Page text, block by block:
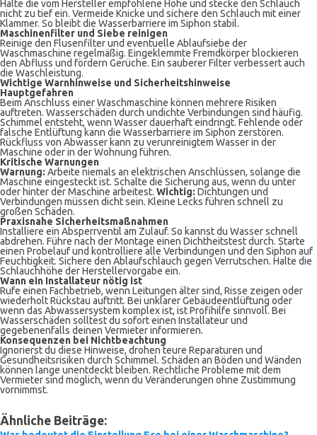
Halte die vom Hersteller empfohlene Höhe und stecke den Schlauch
nicht zu tief ein. Vermeide Knicke und sichere den Schlauch mit einer
Klammer. So bleibt die Wasserbarriere im Siphon stabil.
Maschinenfilter und Siebe reinigen
Reinige den Flusenfilter und eventuelle Ablauf­siebe der
Waschmaschine regelmäßig. Eingeklemmte Fremdkörper blockieren
den Abfluss und fördern Gerüche. Ein sauberer Filter verbessert auch
die Waschleistung.
Wichtige Warnhinweise und Sicherheitshinweise
Hauptgefahren
Beim Anschluss einer Waschmaschine können mehrere Risiken
auftreten. Wasserschäden durch undichte Verbindungen sind häufig.
Schimmel entsteht, wenn Wasser dauerhaft eindringt. Fehlende oder
falsche Entlüftung kann die Wasserbarriere im Siphon zerstören.
Rückfluss von Abwasser kann zu verunreinigtem Wasser in der
Maschine oder in der Wohnung führen.
Kritische Warnungen
Warnung: Arbeite niemals an elektrischen Anschlüssen, solange die
Maschine eingesteckt ist. Schalte die Sicherung aus, wenn du unter
oder hinter der Maschine arbeitest. Wichtig: Dichtungen und
Verbindungen müssen dicht sein. Kleine Lecks führen schnell zu
großen Schäden.
Praxisnahe Sicherheitsmaßnahmen
Installiere ein Absperrventil am Zulauf. So kannst du Wasser schnell
abdrehen. Führe nach der Montage einen Dichtheitstest durch. Starte
einen Probelauf und kontrolliere alle Verbindungen und den Siphon auf
Feuchtigkeit. Sichere den Ablaufschlauch gegen Verrutschen. Halte die
Schlauchhöhe der Herstellervorgabe ein.
Wann ein Installateur nötig ist
Rufe einen Fachbetrieb, wenn Leitungen älter sind, Risse zeigen oder
wiederholt Rückstau auftritt. Bei unklarer Gebäudeentlüftung oder
wenn das Abwassersystem komplex ist, ist Profihilfe sinnvoll. Bei
Wasserschäden solltest du sofort einen Installateur und
gegebenenfalls deinen Vermieter informieren.
Konsequenzen bei Nichtbeachtung
Ignorierst du diese Hinweise, drohen teure Reparaturen und
Gesundheitsrisiken durch Schimmel. Schäden an Böden und Wänden
können lange unentdeckt bleiben. Rechtliche Probleme mit dem
Vermieter sind möglich, wenn du Veränderungen ohne Zustimmung
vornimmst.
Ähnliche Beiträge: